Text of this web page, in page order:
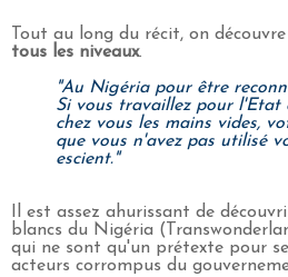
Tout au long du récit, on découvre
tous les niveaux.
"Au Nigéria pour être
Si vous travaillez pour l'Etat
chez vous les mains vides,
que vous n'avez pas utilisé
escient."
Il est assez ahurissant de
blancs du Nigéria
qui ne sont qu'un prétexte pour
acteurs corrompus du